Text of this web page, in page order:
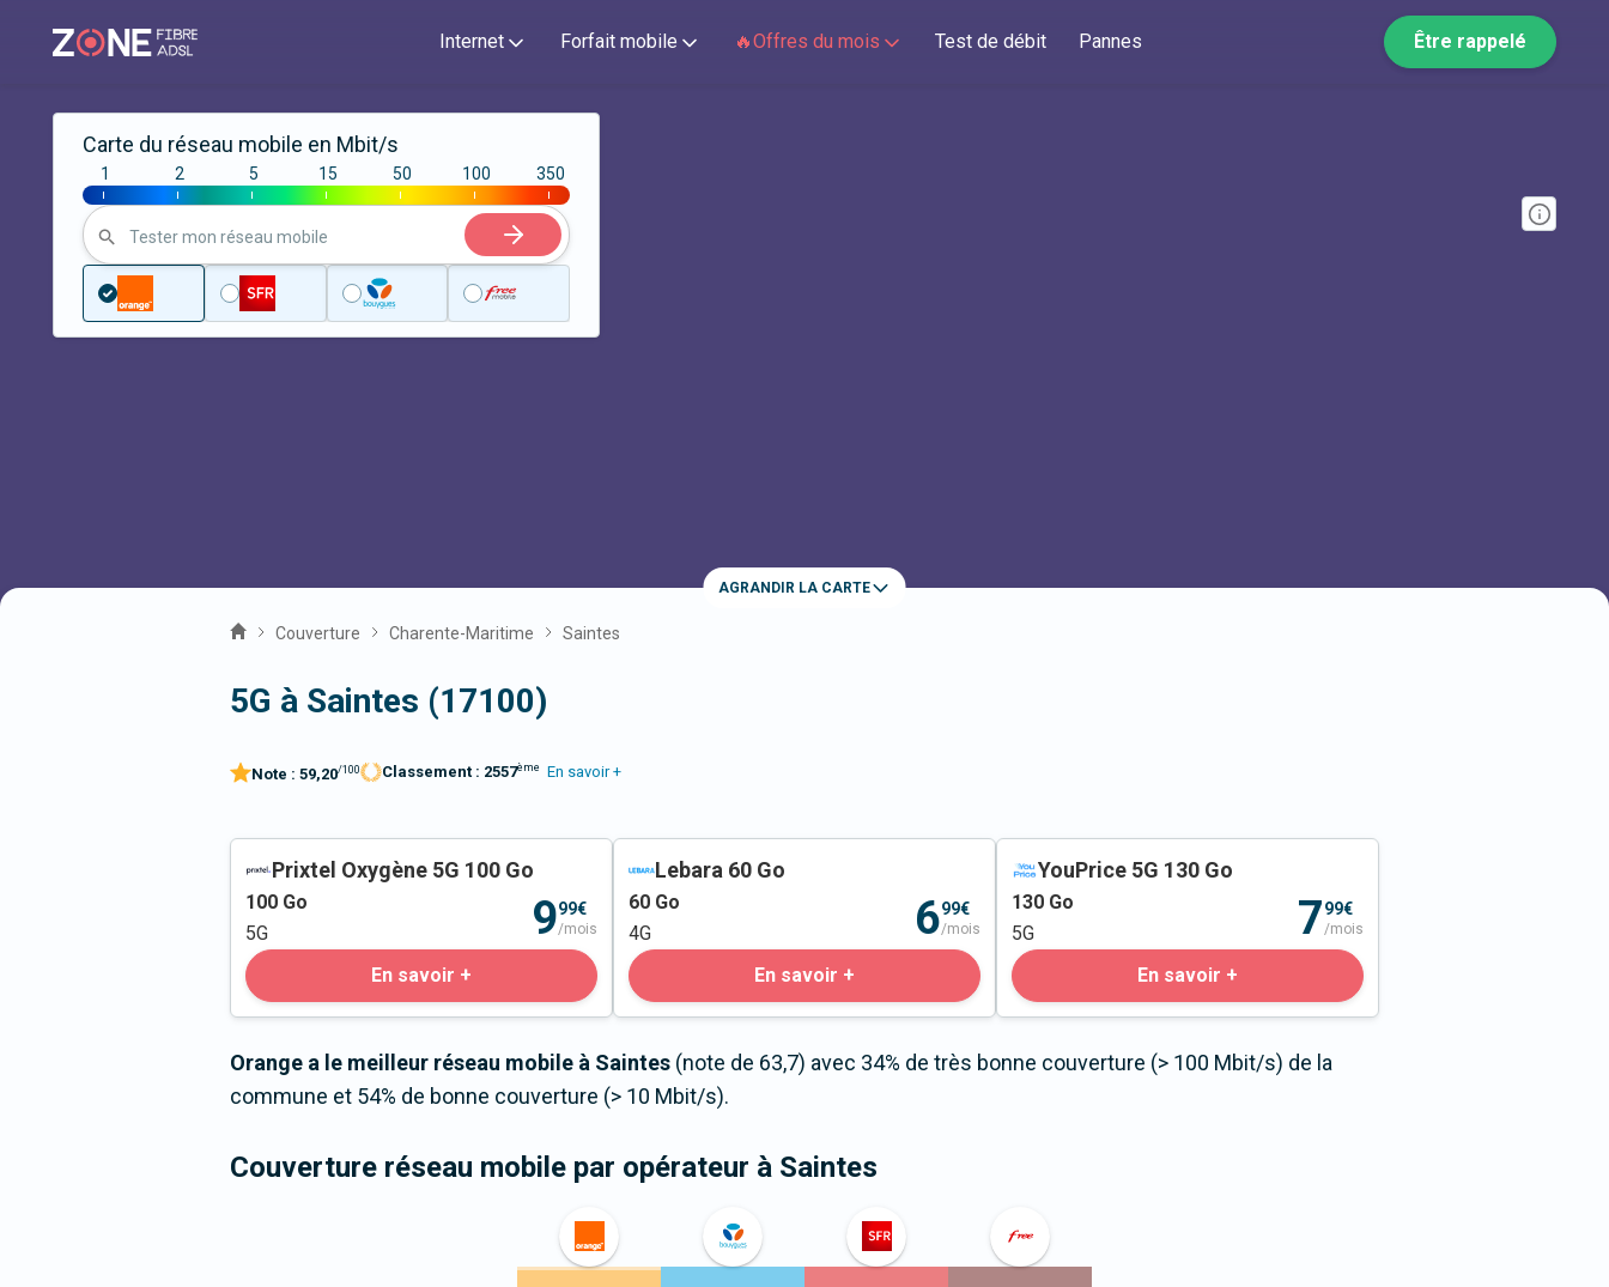
Internet Forfait mobile 🔥Offres du mois Test de débit Pannes Être rappelé
Carte du réseau mobile en Mbit/s
|
1
|
2
|
5
|
15
|
50
|
100
|
350
Tester mon réseau mobile
AGRANDIR LA CARTE
Couverture Charente-Maritime Saintes
5G à Saintes (17100)
Note : 59,20/100 Classement : 2557ème En savoir +
Prixtel Oxygène 5G 100 Go
100 Go
5G
999€
/mois
En savoir +
Lebara 60 Go
60 Go
4G
699€
/mois
En savoir +
YouPrice 5G 130 Go
130 Go
5G
799€
/mois
En savoir +
Orange a le meilleur réseau mobile à Saintes (note de 63,7) avec 34% de très bonne couverture (> 100 Mbit/s) de la
commune et 54% de bonne couverture (> 10 Mbit/s).
Couverture réseau mobile par opérateur à Saintes